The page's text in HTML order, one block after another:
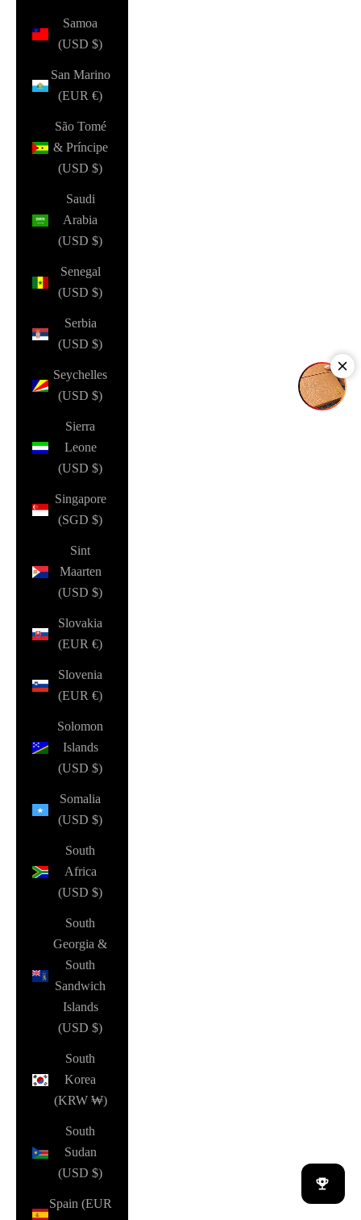
Samoa
(USD $)
San Marino
(EUR €)
São Tomé
& Príncipe
(USD $)
Saudi
Arabia
(USD $)
Senegal
(USD $)
Serbia
(USD $)
Seychelles
(USD $)
Sierra
Leone
(USD $)
Singapore
(SGD $)
Sint
Maarten
(USD $)
Slovakia
(EUR €)
Slovenia
(EUR €)
Solomon
Islands
(USD $)
Somalia
(USD $)
South
Africa
(USD $)
South
Georgia &
South
Sandwich
Islands
(USD $)
South
Korea
(KRW ₩)
South
Sudan
(USD $)
Spain (EUR